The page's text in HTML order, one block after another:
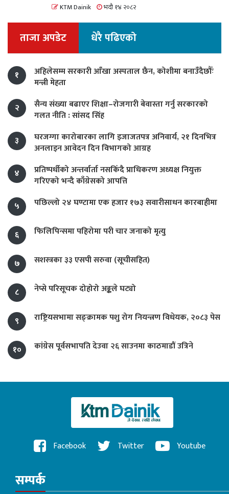
KTM Dainik भदौ १४ २०८२
ताजा अपडेट धेरै पढिएको
१
अहिलेसम्म सरकारी आँखा अस्पताल छैन, कोशीमा बनाउँदैछौँः
मन्त्री मेहता
२
सैन्य संख्या बढाएर शिक्षा–रोजगारी बेवास्ता गर्नु सरकारको
गलत नीति : सांसद सिंह
३
घरजग्गा कारोबारका लागि इजाजतपत्र अनिवार्य, २१ दिनभित्र
अनलाइन आवेदन दिन विभागको आग्रह
४
प्रतिष्पर्धीको अन्तर्वार्ता नसकिँदै प्राधिकरण अध्यक्ष नियुक्त
गरिएको भन्दै काँग्रेसको आपत्ति
५
पछिल्लो २४ घण्टामा एक हजार १७३ सवारीसाधन कारबाहीमा
६ फिलिपिन्समा पहिरोमा परी चार जनाको मृत्यु
७ सशस्त्रका ३३ एसपी सरुवा (सूचीसहित)
८ नेप्से परिसूचक दोहोरो अङ्कले घट्यो
९ राष्ट्रियसभामा सङ्क्रामक पशु रोग नियन्त्रण विधेयक, २०८३ पेस
१० कांग्रेस पूर्वसभापति देउवा २६ साउनमा काठमाडौं उत्रिने
Facebook Twitter Youtube
सम्पर्क